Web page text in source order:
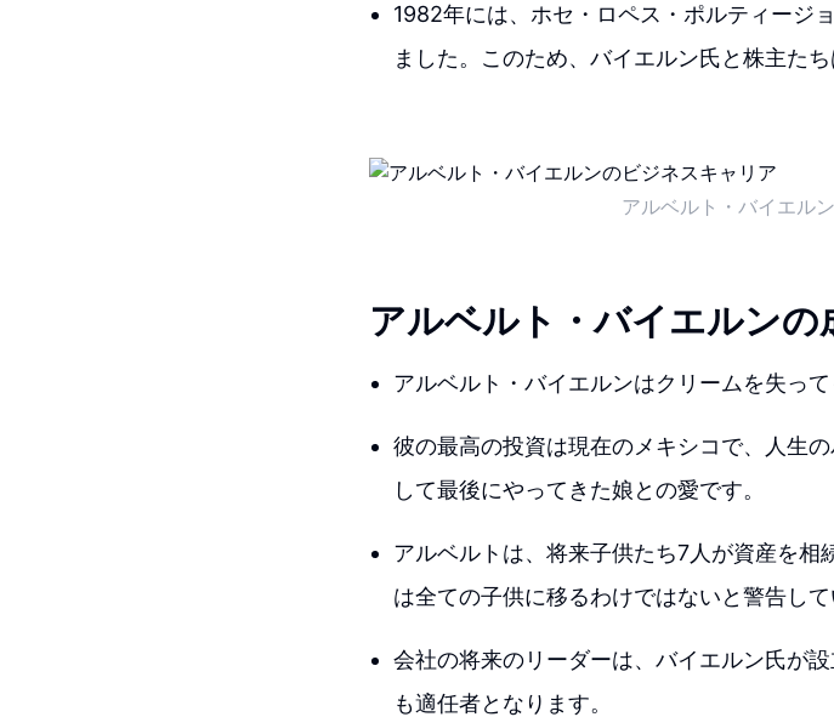
1982年には、ホセ・ロペス・ポルティージ
ました。このため、バイエルン氏と株主た
アルベルト・バイエル
アルベルト・バイエルンの
アルベルト・バイエルンはクリームを失っ
彼の最高の投資は現在のメキシコで、人生
して最後にやってきた娘との愛です。
アルベルトは、将来子供たち7人が資産を
は全ての子供に移るわけではないと警告して
会社の将来のリーダーは、バイエルン氏が
も適任者となります。